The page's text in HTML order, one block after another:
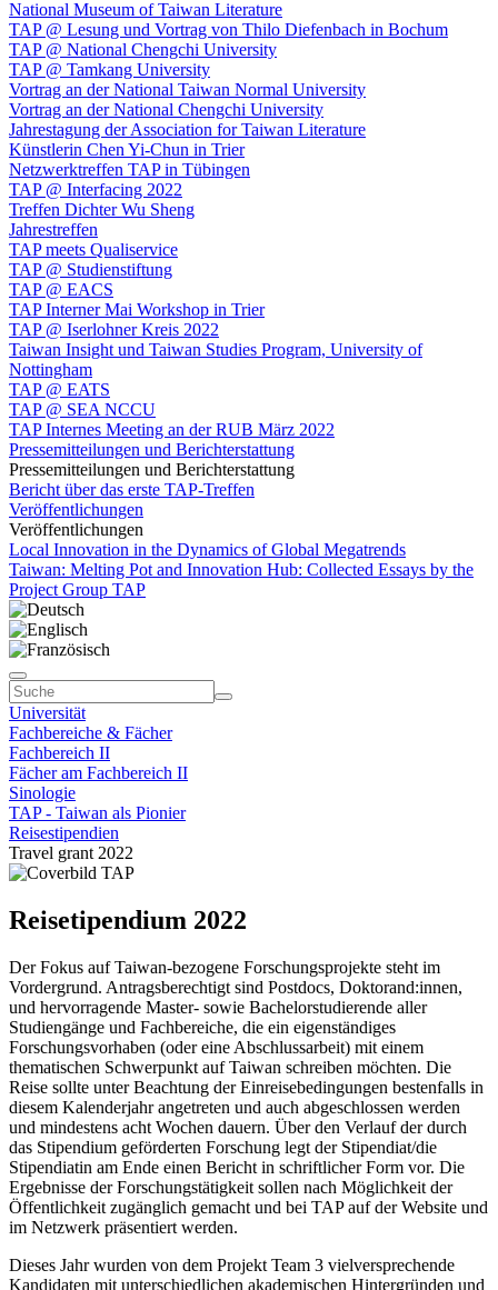
National Museum of Taiwan Literature
TAP @ Lesung und Vortrag von Thilo Diefenbach in Bochum
TAP @ National Chengchi University
TAP @ Tamkang University
Vortrag an der National Taiwan Normal University
Vortrag an der National Chengchi University
Jahrestagung der Association for Taiwan Literature
Künstlerin Chen Yi-Chun in Trier
Netzwerktreffen TAP in Tübingen
TAP @ Interfacing 2022
Treffen Dichter Wu Sheng
Jahrestreffen
TAP meets Qualiservice
TAP @ Studienstiftung
TAP @ EACS
TAP Interner Mai Workshop in Trier
TAP @ Iserlohner Kreis 2022
Taiwan Insight und Taiwan Studies Program, University of
Nottingham
TAP @ EATS
TAP @ SEA NCCU
TAP Internes Meeting an der RUB März 2022
Pressemitteilungen und Berichterstattung
Pressemitteilungen und Berichterstattung
Bericht über das erste TAP-Treffen
Veröffentlichungen
Veröffentlichungen
Local Innovation in the Dynamics of Global Megatrends
Taiwan: Melting Pot and Innovation Hub: Collected Essays by the
Project Group TAP
Universität
Fachbereiche & Fächer
Fachbereich II
Fächer am Fachbereich II
Sinologie
TAP - Taiwan als Pionier
Reisestipendien
Travel grant 2022
Reisetipendium 2022
Der Fokus auf Taiwan-bezogene Forschungsprojekte steht im
Vordergrund. Antragsberechtigt sind Postdocs, Doktorand:innen,
und hervorragende Master- sowie Bachelorstudierende aller
Studiengänge und Fachbereiche, die ein eigenständiges
Forschungsvorhaben (oder eine Abschlussarbeit) mit einem
thematischen Schwerpunkt auf Taiwan schreiben möchten. Die
Reise sollte unter Beachtung der Einreisebedingungen bestenfalls in
diesem Kalenderjahr angetreten und auch abgeschlossen werden
und mindestens acht Wochen dauern. Über den Verlauf der durch
das Stipendium geförderten Forschung legt der Stipendiat/die
Stipendiatin am Ende einen Bericht in schriftlicher Form vor. Die
Ergebnisse der Forschungstätigkeit sollen nach Möglichkeit der
Öffentlichkeit zugänglich gemacht und bei TAP auf der Website und
im Netzwerk präsentiert werden.
Dieses Jahr wurden von dem Projekt Team 3 vielversprechende
Kandidaten mit unterschiedlichen akademischen Hintergründen und